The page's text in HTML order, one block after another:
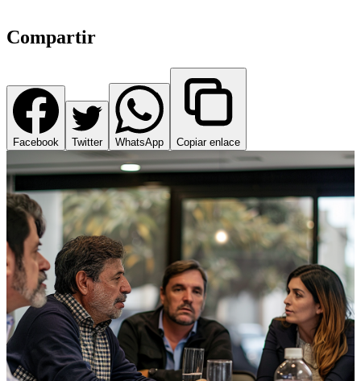
Compartir
Facebook Twitter WhatsApp Copiar enlace